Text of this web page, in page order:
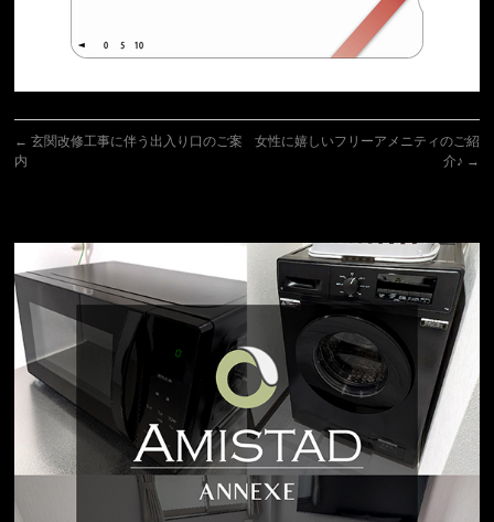
← 玄関改修工事に伴う出入り口のご案
内
女性に嬉しいフリーアメニティのご紹
介♪ →